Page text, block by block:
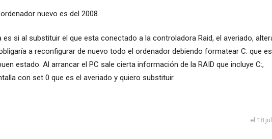
nuevo es del 2008.
es si al substituir el que esta conectado a la controladora Raid, el averiado,
a reconfigurar de nuevo todo el ordenador debiendo formatear C: que
estado. Al arrancar el PC sale cierta información de la RAID que incluye C:,
con set 0 que es el averiado y quiero substituir.
el 18